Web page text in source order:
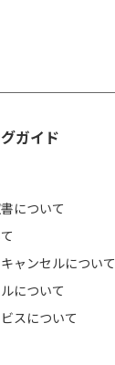
ガイド
について
ャンセルについて
について
スについて